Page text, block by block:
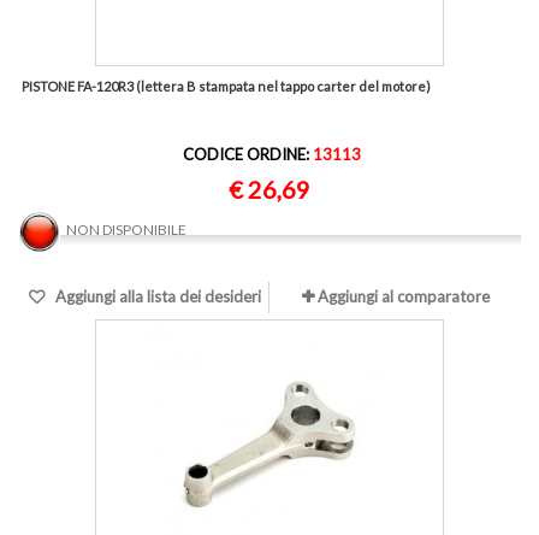
PISTONE FA-120R3 (lettera B stampata nel tappo carter del motore)
CODICE ORDINE: 13113
€ 26,69
NON DISPONIBILE
Aggiungi alla lista dei desideri Aggiungi al comparatore